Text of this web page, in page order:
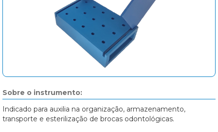
Sobre o instrumento:
Indicado para auxilia na organização, armazenamento,
transporte e esterilização de brocas odontológicas.